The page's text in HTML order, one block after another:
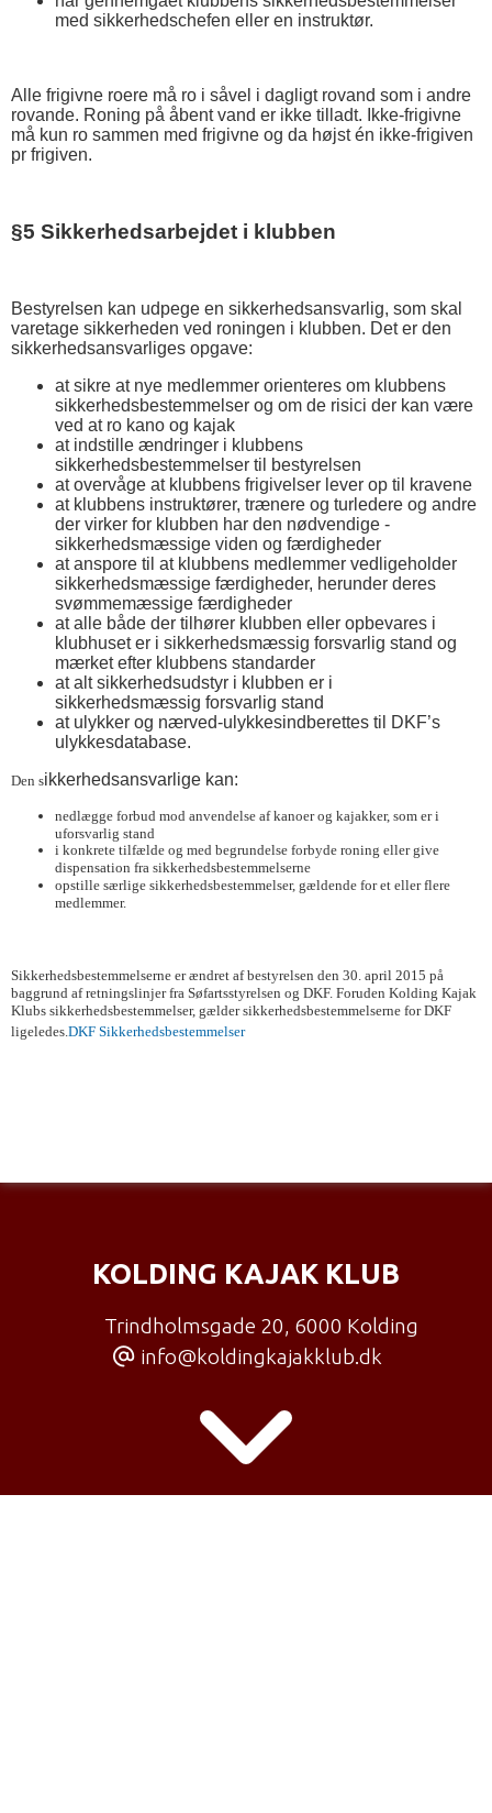
med sikkerhedschefen eller en instruktør.
Alle frigivne roere må ro i såvel i dagligt rovand som i andre
rovande. Roning på åbent vand er ikke tilladt. Ikke-frigivne
må kun ro sammen med frigivne og da højst én ikke-frigiven
pr frigiven.
§5 Sikkerhedsarbejdet i klubben
Bestyrelsen kan udpege en sikkerhedsansvarlig, som skal
varetage sikkerheden ved roningen i klubben. Det er den
sikkerhedsansvarliges opgave:
at sikre at nye medlemmer orienteres om klubbens
sikkerhedsbestemmelser og om de risici der kan være
ved at ro kano og kajak
at indstille ændringer i klubbens
sikkerhedsbestemmelser til bestyrelsen
at overvåge at klubbens frigivelser lever op til kravene
at klubbens instruktører, trænere og turledere og andre
der virker for klubben har den nødvendige -
sikkerhedsmæssige viden og færdigheder
at anspore til at klubbens medlemmer vedligeholder
sikkerhedsmæssige færdigheder, herunder deres
svømmemæssige færdigheder
at alle både der tilhører klubben eller opbevares i
klubhuset er i sikkerhedsmæssig forsvarlig stand og
mærket efter klubbens standarder
at alt sikkerhedsudstyr i klubben er i
sikkerhedsmæssig forsvarlig stand
at ulykker og nærved-ulykkesindberettes til DKF’s
ulykkesdatabase.
Den sikkerhedsansvarlige kan:
nedlægge forbud mod anvendelse af kanoer og kajakker, som er i
uforsvarlig stand
i konkrete tilfælde og med begrundelse forbyde roning eller give
dispensation fra sikkerhedsbestemmelserne
opstille særlige sikkerhedsbestemmelser, gældende for et eller flere
medlemmer.
Sikkerhedsbestemmelserne er ændret af bestyrelsen den 30. april 2015 på
baggrund af retningslinjer fra Søfartsstyrelsen og DKF. Foruden Kolding Kajak
Klubs sikkerhedsbestemmelser, gælder sikkerhedsbestemmelserne for DKF
ligeledes.DKF Sikkerhedsbestemmelser
KOLDING KAJAK KLUB
Trindholmsgade 20, 6000 Kolding
info@koldingkajakklub.dk